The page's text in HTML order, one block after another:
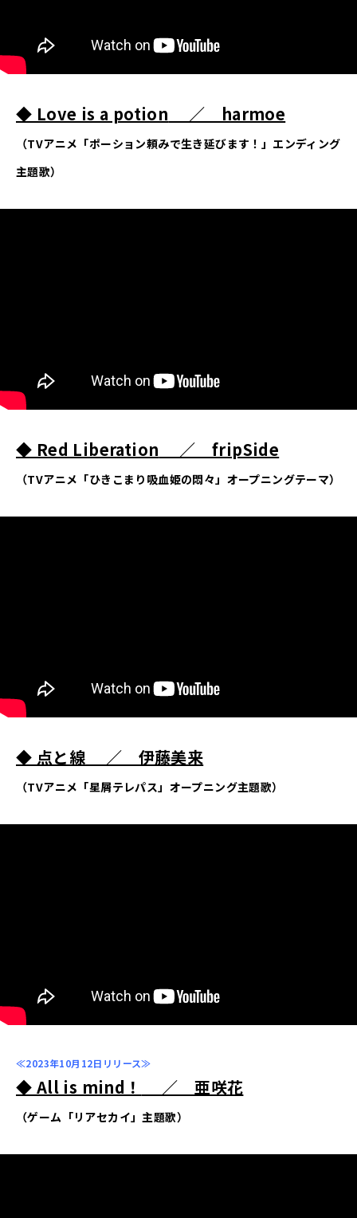
◆ Love is a potion ／ harmoe
（TVアニメ「ポーション頼みで生き延びます！」エンディング
主題歌）
◆ Red Liberation ／ fripSide
（TVアニメ「ひきこまり吸血姫の悶々」オープニングテーマ）
◆ 点と線 ／ 伊藤美来
（TVアニメ「星屑テレパス」オープニング主題歌）
≪2023年10月12日リリース≫
◆ All is mind！ ／ 亜咲花
（ゲーム「リアセカイ」主題歌）